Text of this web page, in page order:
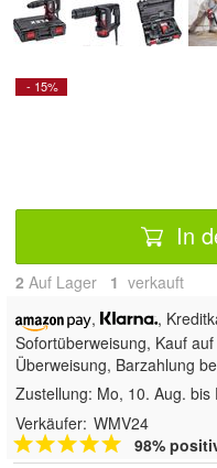
- 15%
In
2 Auf Lager 1 verkauft
,
,
Sofortüberweisung, Kauf
Überweisung, Barzahlung
Zustellung: Mo, 10. Aug. bis
Verkäufer: WMV24
98%